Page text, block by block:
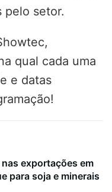
pelo setor.
qual cada uma
e datas
exportações em
para soja e minerais